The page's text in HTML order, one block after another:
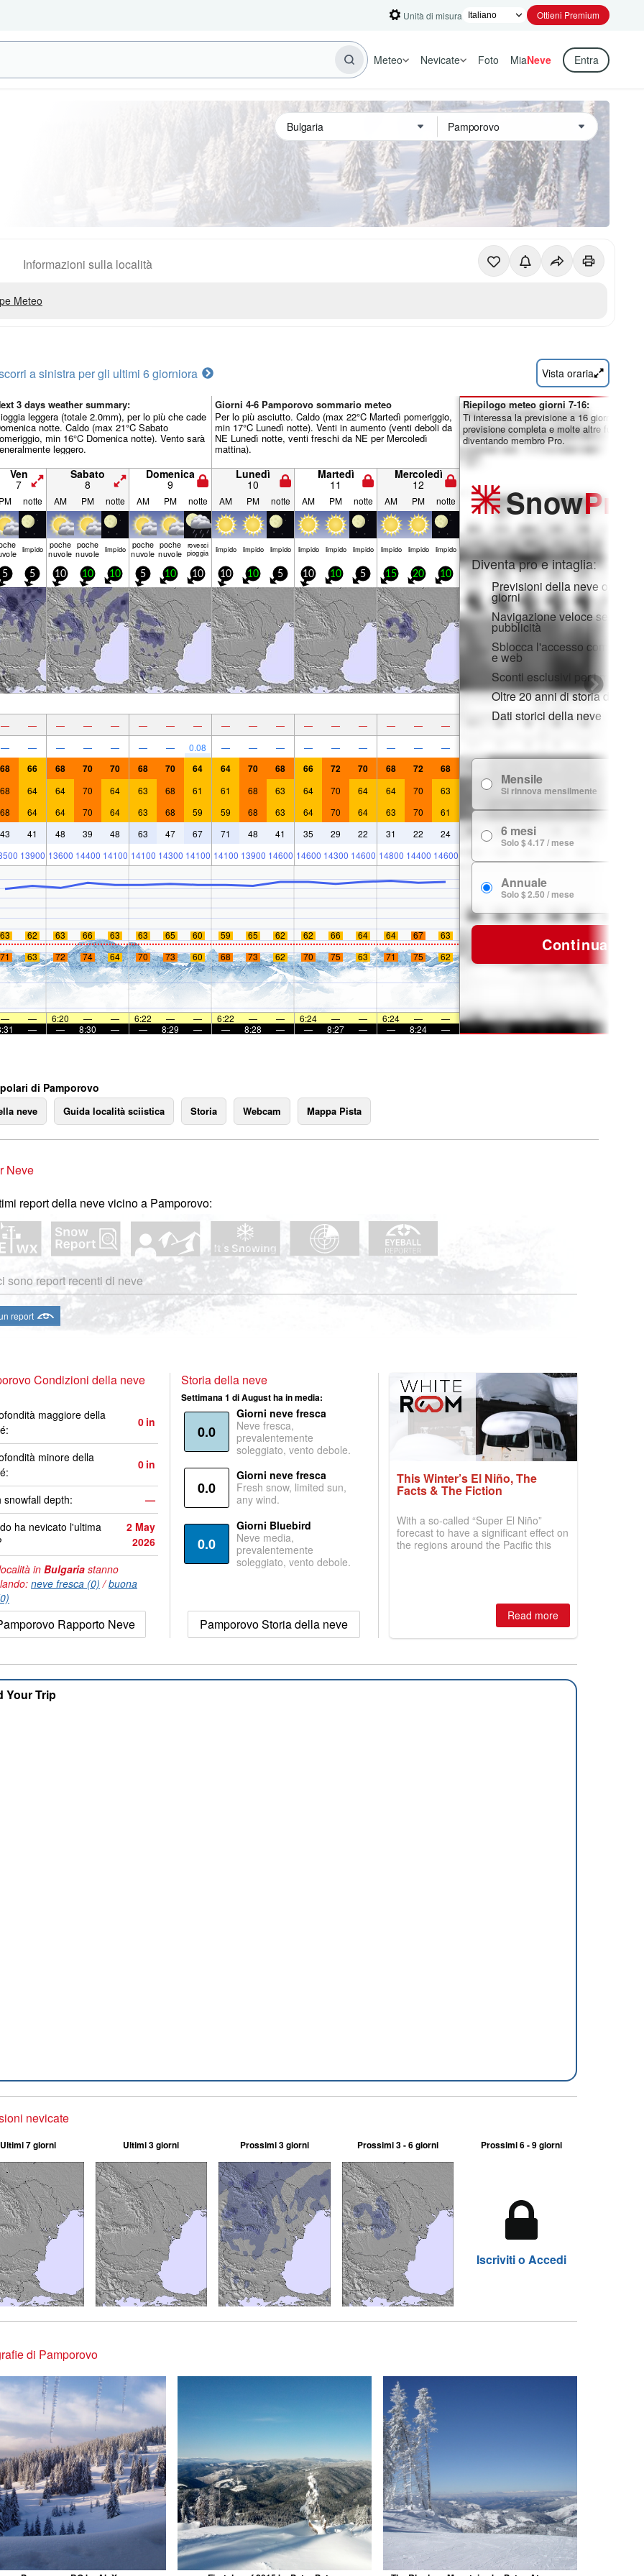
Unità di misura Ottieni Premium
Meteo Nevicate Foto MiaNeve Entra
Informazioni sulla località
Meteo
a sinistra per gli ultimi 6 giorniora Vista oraria
3 days weather summary:
leggera (totale 2.0mm), per lo più che cade
notte. Caldo (max 21°C Sabato
min 16°C Domenica notte). Vento sarà
leggero.
Giorni 4-6 Pamporovo sommario meteo
Per lo più asciutto. Caldo (max 22°C Martedì pomeriggio,
min 17°C Lunedì notte). Venti in aumento (venti deboli da
NE Lunedì notte, venti freschi da NE per Mercoledì
mattina).
Ven
7
Sabato
8
Domenica
9
Lunedì
10
Martedì
11
Mercoledì
12
notte AM PM notte AM PM notte AM PM notte AM PM notte AM PM notte
limp­ido poche
nuvole
poche
nuvole limp­ido poche
nuvole
poche
nuvole
rovesci
pioggia limp­ido limp­ido limp­ido limp­ido limp­ido limp­ido limp­ido limp­ido limp­ido
5 5 10 10 10 5 10 10 10 10 5 10 10 5 15 20 10
— — — — — — — — — — — — — — — —
—
—
— — — — — — 0.08 — — — — — — — — —
68 66 68 70 70 68 70 64 64 70 68 66 72 70 68 72 68
68 64 64 70 64 63 68 61 61 68 63 64 70 64 64 70
63
68
64 64 70 64 63 68 59 59 68 63 64 70 64 63 70
61
43
41 48 39 48 63 47 67 71 48 41 35 29 22 31 22
24
13900 13600 14400 14100 14100 14300 14100 14100 13900 14600 14600 14300 14600 14800 14400 14600
63 62 63 66 63 63 65 60 59 65 62 62 66 64 64 67
63
71
63 72 74 64 70 73 60 68 73 62 70 75 63 71 75 62
— — 6:20 — — 6:22 — — 6:22 — — 6:24 — — 6:24 —
—
— — 8:30 — — 8:29 — — 8:28 — — 8:27 — — 8:24 —
Riepilogo meteo giorni 7-16:
Ti interessa la previsione a 16 giorni?
previsione completa e molte altre
diventando membro Pro.
SnowPro
Diventa pro e intaglia:
Previsioni della neve orarie e
giorni
Navigazione veloce senza
pubblicità
Sblocca l'accesso completo
e web
Sconti esclusivi per i membri
Oltre 20 anni di storia della
Dati storici della neve
Mensile
Si rinnova mensilmente
6 mesi
Solo $ 4.17 / mese
Annuale
Solo $ 2.50 / mese
Continua
di Pamporovo
neve Guida località sciistica Storia Webcam Mappa Pista
Neve
report della neve vicino a Pamporovo:
sono report recenti di neve
report
Condizioni della neve
maggiore della
0 in
minore della
0 in
snowfall depth:
—
ha nevicato l'ultima
2 May
2026
in Bulgaria stanno
neve fresca (0) /buona
Rapporto Neve
Storia della neve
Settimana 1 di August ha in media:
0.0
Giorni neve fresca
Neve fresca,
prevalentemente
soleggiato, vento debole.
0.0
Giorni neve fresca
Fresh snow, limited sun,
any wind.
0.0
Giorni Bluebird
Neve media,
prevalentemente
soleggiato, vento debole.
Pamporovo Storia della neve
This Winter’s El Niño, The
Facts & The Fiction
With a so-called “Super El Niño”
forecast to have a significant effect on
the regions around the Pacific this
Read more
Your Trip
nevicate
Ultimi 7 giorni Ultimi 3 giorni Prossimi 3 giorni Prossimi 3 - 6 giorni Prossimi 6 - 9 giorni
Iscriviti o Accedi
di Pamporovo